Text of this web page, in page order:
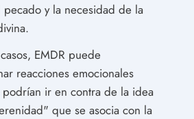
pecado y la necesidad de la
EMDR puede
reacciones emocionales
ir en contra de la idea
que se asocia con la